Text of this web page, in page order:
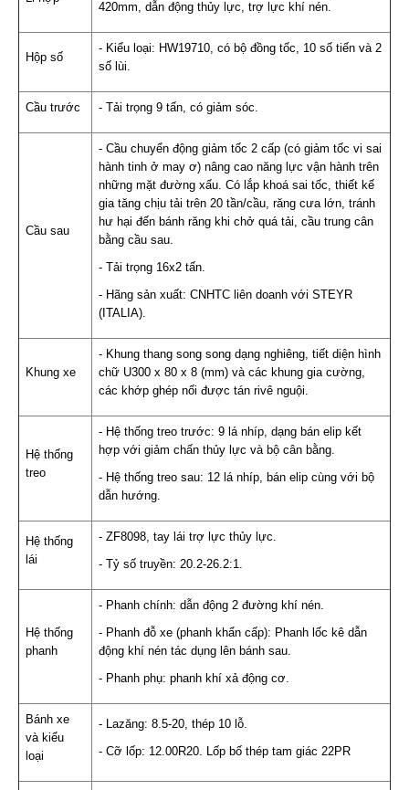
420mm, dẫn động thủy lực, trợ lực khí nén.
Hộp số
- Kiểu loại: HW19710, có bộ đồng tốc, 10 số tiến và 2
số lùi.
Cầu trước - Tải trọng 9 tấn, có giảm sóc.
Cầu sau
- Cầu chuyển động giảm tốc 2 cấp (có giảm tốc vi sai
hành tinh ở may ơ) nâng cao năng lực vận hành trên
những mặt đường xấu. Có lắp khoá sai tốc, thiết kế
gia tăng chịu tải trên 20 tần/cầu, răng cưa lớn, tránh
hư hại đến bánh răng khi chở quá tải, cầu trung cân
bằng cầu sau.
- Tải trọng 16x2 tấn.
- Hãng sản xuất: CNHTC liên doanh với STEYR
(ITALIA).
Khung xe
- Khung thang song song dạng nghiêng, tiết diện hình
chữ U300 x 80 x 8 (mm) và các khung gia cường,
các khớp ghép nối được tán rivê nguội.
Hệ thống
treo
- Hệ thống treo trước: 9 lá nhíp, dạng bán elip kết
hợp với giảm chấn thủy lực và bộ cân bằng.
- Hệ thống treo sau: 12 lá nhíp, bán elip cùng với bộ
dẫn hướng.
Hệ thống
lái
- ZF8098, tay lái trợ lực thủy lực.
- Tỷ số truyền: 20.2-26.2:1.
Hệ thống
phanh
- Phanh chính: dẫn động 2 đường khí nén.
- Phanh đỗ xe (phanh khẩn cấp): Phanh lốc kê dẫn
động khí nén tác dụng lên bánh sau.
- Phanh phụ: phanh khí xả động cơ.
Bánh xe
và kiểu
loại
- Lazăng: 8.5-20, thép 10 lỗ.
- Cỡ lốp: 12.00R20. Lốp bố thép tam giác 22PR